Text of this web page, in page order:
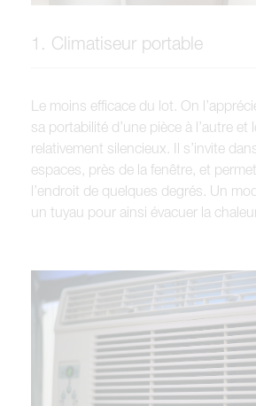
1. Climatiseur portable
Le moins efficace du lot. On
sa portabilité d’une pièce à l’autre et
relativement silencieux. Il s’invite
espaces, près de la fenêtre, et
l’endroit de quelques degrés. Un
un tuyau pour ainsi évacuer la